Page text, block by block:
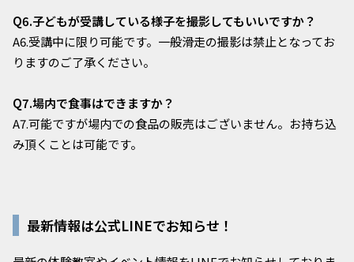
Q6.子どもが受講している様子を撮影してもいいですか？
A6.受講中に限り可能です。一般滑走の撮影は禁止となってお
りますのご了承ください。
Q7.場内で食事はできますか？
A7.可能ですが場内での食品の販売はございません。お持ち込
み頂くことは可能です。
最新情報は公式LINEでお知らせ！